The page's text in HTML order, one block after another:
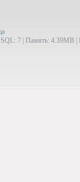
7 | Память: 4.39MB